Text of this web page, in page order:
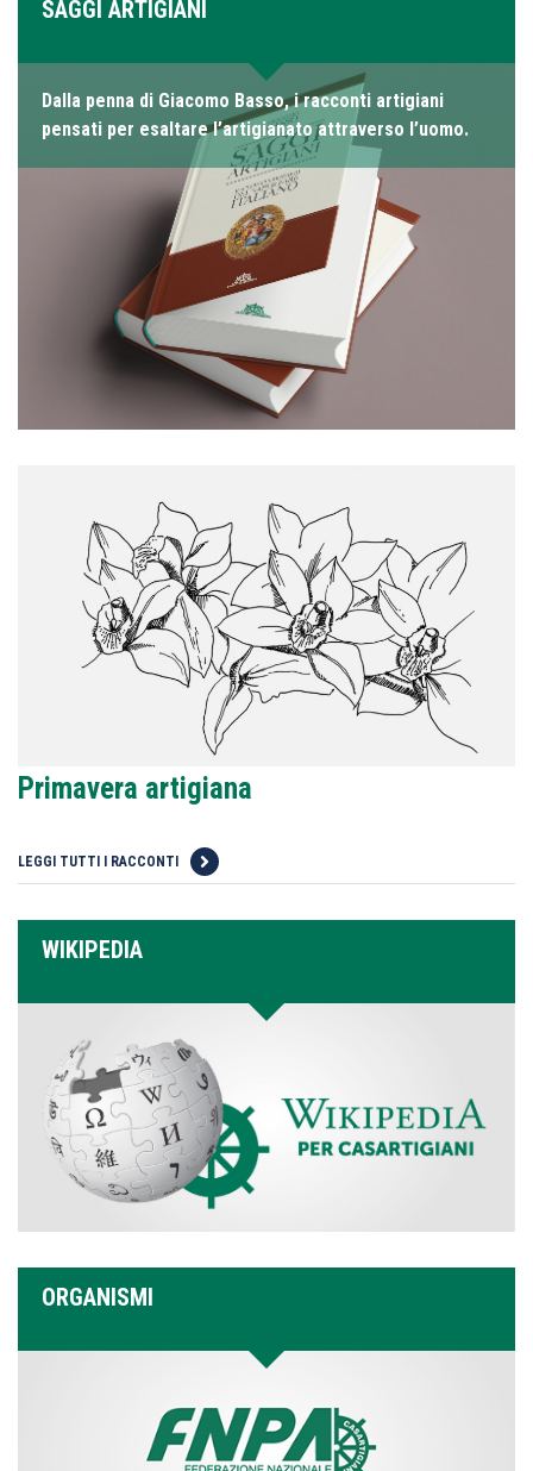
SAGGI ARTIGIANI
Dalla penna di Giacomo Basso, i racconti artigiani
pensati per esaltare l’artigianato attraverso l’uomo.
Primavera artigiana
LEGGI TUTTI I RACCONTI
WIKIPEDIA
ORGANISMI